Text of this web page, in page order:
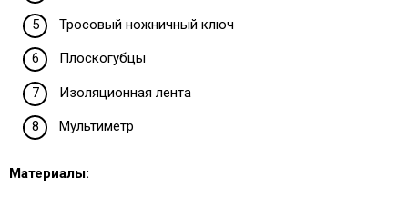
Тросовый ножничный ключ
Плоскогубцы
Изоляционная лента
Мультиметр
Материалы: